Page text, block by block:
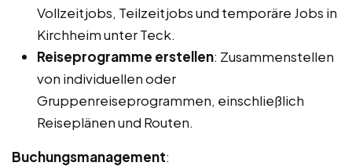
Vollzeitjobs, Teilzeitjobs und temporäre Jobs in
Kirchheim unter Teck.
Reiseprogramme erstellen: Zusammenstellen
von individuellen oder
Gruppenreiseprogrammen, einschließlich
Reiseplänen und Routen.
Buchungsmanagement: